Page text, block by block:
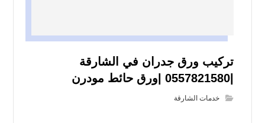
تركيب ورق جدران في الشارقة
|0557821580 |ورق حائط مودرن
خدمات الشارقة